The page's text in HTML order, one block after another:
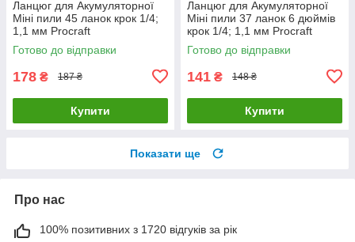
Ланцюг для Акумуляторної
Міні пили 45 ланок крок 1/4;
1,1 мм Procraft
Готово до відправки
178 ₴ 187 ₴
Купити
Ланцюг для Акумуляторної
Міні пили 37 ланок 6 дюймів
крок 1/4; 1,1 мм Procraft
Готово до відправки
141 ₴ 148 ₴
Купити
Показати ще
Про нас
100% позитивних з 1720 відгуків за рік